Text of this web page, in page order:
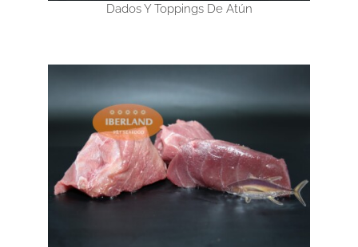
Dados Y Toppings De Atún